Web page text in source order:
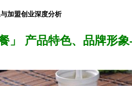
加盟创业深度分析
」 产品特色、品牌形